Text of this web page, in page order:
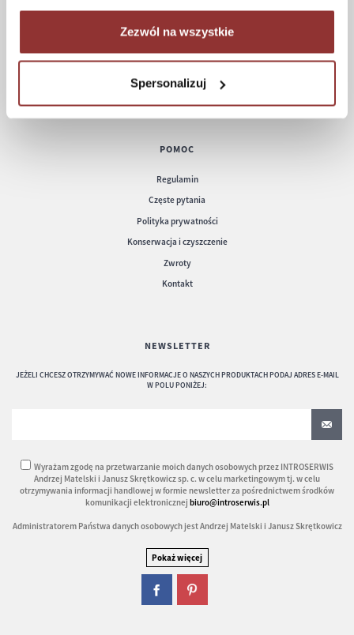
Zezwól na wszystkie
Spersonalizuj
Czas realizacji zamówienia
Formy płatności
Koszt dostawy
POMOC
Regulamin
Częste pytania
Polityka prywatności
Konserwacja i czyszczenie
Zwroty
Kontakt
NEWSLETTER
JEŻELI CHCESZ OTRZYMYWAĆ NOWE INFORMACJE O NASZYCH PRODUKTACH PODAJ ADRES E-MAIL
W POLU PONIŻEJ:
Wyrażam zgodę na przetwarzanie moich danych osobowych przez INTROSERWIS
Andrzej Matelski i Janusz Skrętkowicz sp. c. w celu marketingowym tj. w celu
otrzymywania informacji handlowej w formie newsletter za pośrednictwem środków
komunikacji elektronicznej biuro@introserwis.pl
Administratorem Państwa danych osobowych jest Andrzej Matelski i Janusz Skrętkowicz